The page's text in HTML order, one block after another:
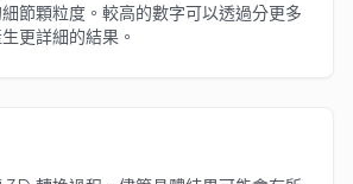
節顆粒度。較高的數字可以透過分更多
更詳細的結果。